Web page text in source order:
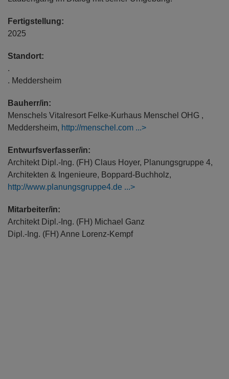
Fertigstellung:
2025
Standort:
.
. Meddersheim
Bauherr/in:
Menschels Vitalresort Felke-Kurhaus Menschel OHG ,
Meddersheim, http://menschel.com
Entwurfsverfasser/in:
Architekt Dipl.-Ing. (FH) Claus Hoyer, Planungsgruppe 4,
Architekten & Ingenieure, Boppard-Buchholz,
http://www.planungsgruppe4.de
Mitarbeiter/in:
Architekt Dipl.-Ing. (FH) Michael Ganz
Dipl.-Ing. (FH) Anne Lorenz-Kempf